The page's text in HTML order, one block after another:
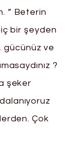
” Beterin
bir şeyden
gücünüz ve
?
şeker
Çok